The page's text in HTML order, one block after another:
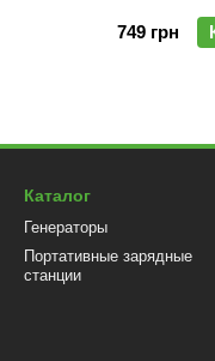
749 грн
Каталог
Генераторы
Портативные зарядные
станции